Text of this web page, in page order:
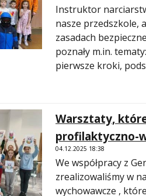
Instruktor
nasze przedszkole,
zasadach
poznały m.in.
pierwsze kroki,
Warsztaty,
profilaktyczno-
04.12.2025 18:38
We współpracy z
zrealizowaliśmy w
wychowawcze ,